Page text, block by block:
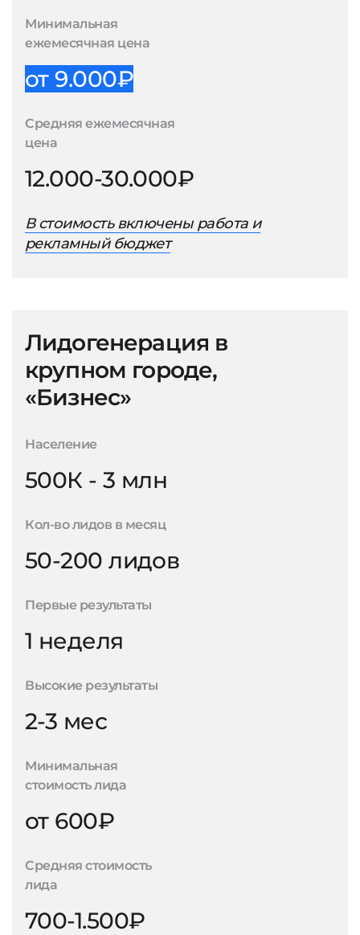
Минимальная
ежемесячная цена
от 9.000₽
Средняя ежемесячная
цена
12.000-30.000₽
В стоимость включены работа и
рекламный бюджет
Лидогенерация в
крупном городе,
«Бизнес»
Население
500К - 3 млн
Кол-во лидов в месяц
50-200 лидов
Первые результаты
1 неделя
Высокие результаты
2-3 мес
Минимальная
стоимость лида
от 600₽
Средняя стоимость
лида
700-1.500₽